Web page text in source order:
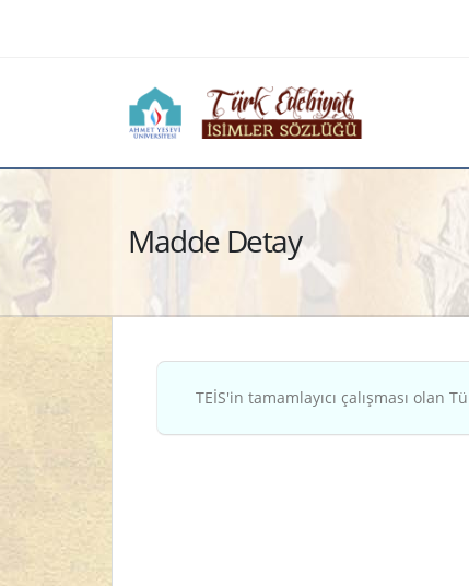
Madde Detay
TEİS'in tamamlayıcı çalışması olan